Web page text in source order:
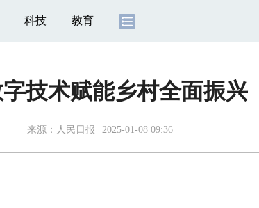
科技 教育
技术赋能乡村全面振兴
来源： 人民日报 2025-01-08 09:36